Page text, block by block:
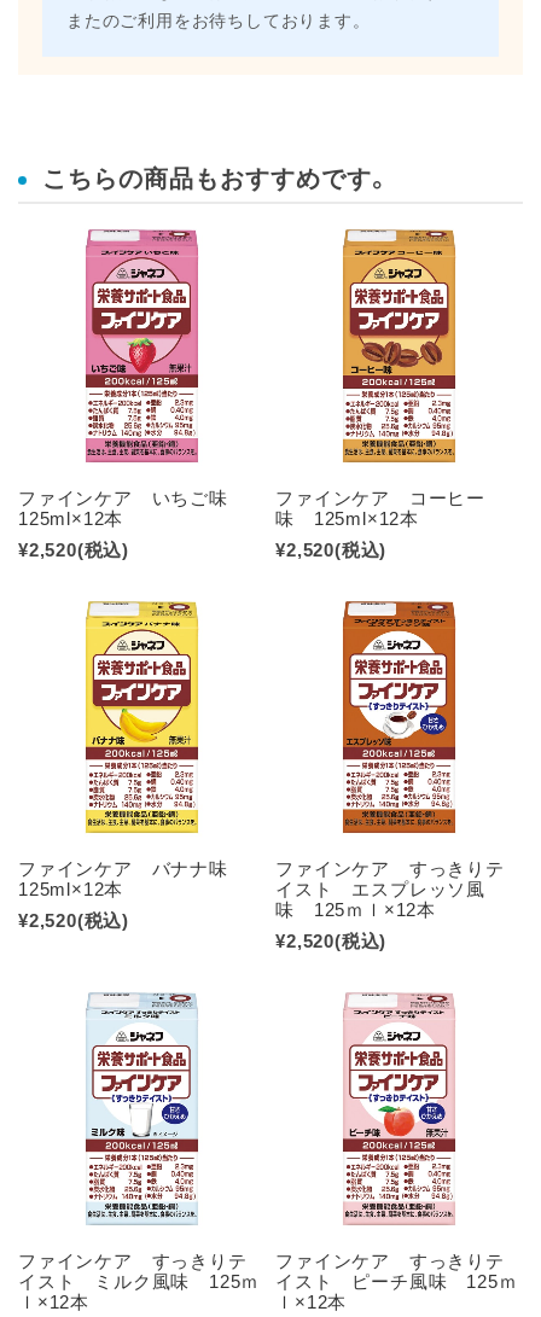
またのご利用をお待ちしております。
こちらの商品もおすすめです。
ファインケア いちご味
125ml×12本
¥2,520(税込)
ファインケア コーヒー
味 125ml×12本
¥2,520(税込)
ファインケア バナナ味
125ml×12本
¥2,520(税込)
ファインケア すっきりテ
イスト エスプレッソ風
味 125ｍｌ×12本
¥2,520(税込)
ファインケア すっきりテ
イスト ミルク風味 125ｍ
ｌ×12本
ファインケア すっきりテ
イスト ピーチ風味 125ｍ
ｌ×12本